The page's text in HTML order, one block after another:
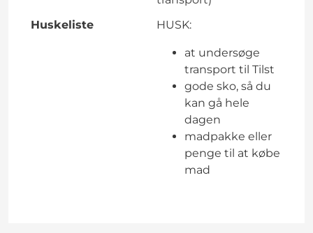
Huskeliste
HUSK:
at undersøge
transport til Tilst
gode sko, så du
kan gå hele
dagen
madpakke eller
penge til at købe
mad